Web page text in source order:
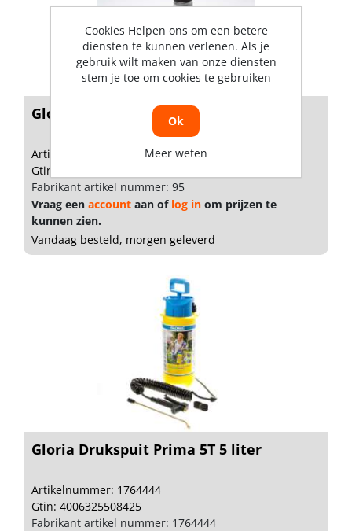
Gloria Handspuit kunststof pro 1 liter
Artikelnummer: 1003742
Gtin: 4046436022229
Fabrikant artikel nummer: 95
Vraag een account aan of log in om prijzen te
kunnen zien.
Vandaag besteld, morgen geleverd
Gloria Drukspuit Prima 5T 5 liter
Artikelnummer: 1764444
Gtin: 4006325508425
Fabrikant artikel nummer: 1764444
Cookies Helpen ons om een betere
diensten te kunnen verlenen. Als je
gebruik wilt maken van onze diensten
stem je toe om cookies te gebruiken
Ok
Meer weten